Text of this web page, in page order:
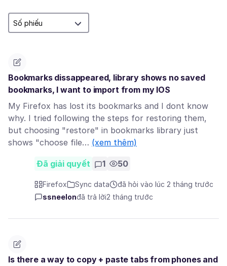
Bookmarks dissappeared, library shows no saved
bookmarks, I want to import from my IOS
My Firefox has lost its bookmarks and I dont know
why. I tried following the steps for restoring them,
but choosing "restore" in bookmarks library just
shows "choose file… (xem thêm)
Đã giải quyết 1 50
Firefox Sync data
đã hỏi vào lúc 2 tháng trước
ssneelonđã trả lời2 tháng trước
Is there a way to copy + paste tabs from phones and